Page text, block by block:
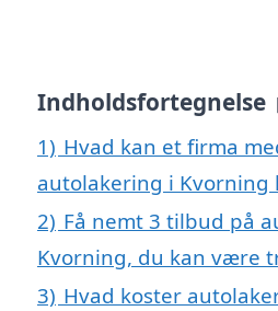
Indholdsfortegnelse
1) Hvad kan et firma
autolakering i Kvorning
2) Få nemt 3 tilbud på
Kvorning, du kan være
3) Hvad koster